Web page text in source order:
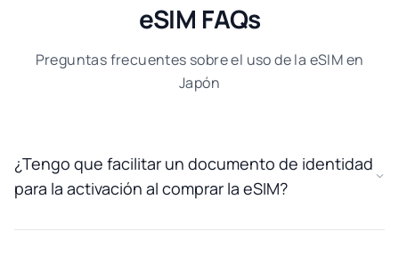
eSIM FAQs
Preguntas frecuentes sobre el uso de la eSIM en
Japón
¿Tengo que facilitar un documento de identidad
para la activación al comprar la eSIM?